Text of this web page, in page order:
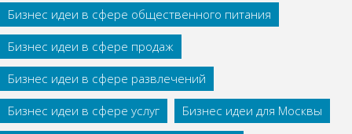
Бизнес идеи в сфере общественного питания
Бизнес идеи в сфере продаж
Бизнес идеи в сфере развлечений
Бизнес идеи в сфере услуг
Бизнес идеи для Москвы